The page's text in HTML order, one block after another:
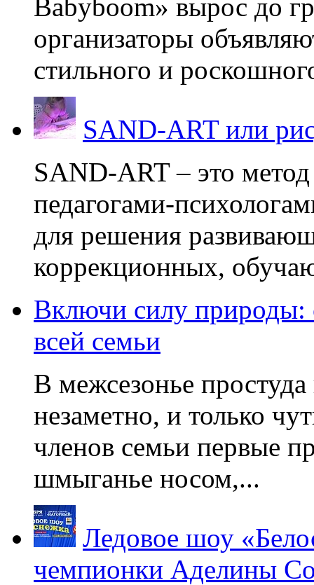
Babyboom» вырос до
организаторы
стильного и
SAND-ART или
SAND-ART – это
педагогами-
для решения
коррекционных,
Включи силу
всей семьи
В межсезонье
незаметно, и только
членов семьи первые
шмыганье носом,...
Ледовое шоу
чемпионки Аделины